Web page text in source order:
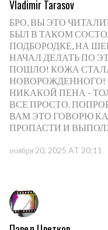
Vladimir Tarasov
БРО, ВЫ ЭТО
БЫЛ В ТАКОМ
ПОДБОРОДКЕ, НА
НАЧАЛ ДЕЛАТЬ ПО
ПОШЛО! КОЖА
НИКАКОЙ ПЕНА -
ВСЕ ПРОСТО.
ВАМ ЭТО ГОВОРЮ
ПРОПАСТИ И
ноября 20, 2025 AT 20:11